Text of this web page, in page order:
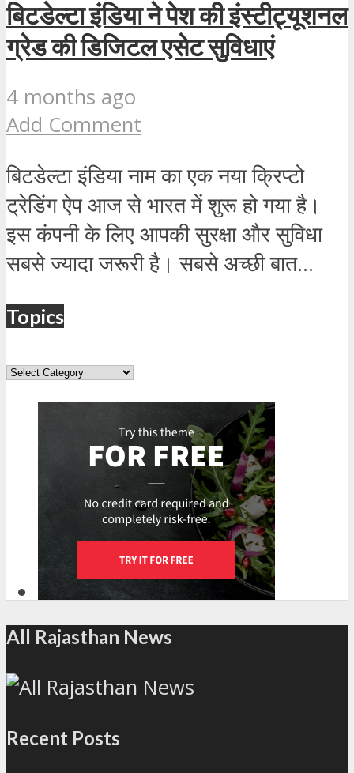
बिटडेल्टा इंडिया ने पेश की इंस्टीट्यूशनल
ग्रेड की डिजिटल एसेट सुविधाएं
4 months ago
Add Comment
बिटडेल्टा इंडिया नाम का एक नया क्रिप्टो
ट्रेडिंग ऐप आज से भारत में शुरू हो गया है।
इस कंपनी के लिए आपकी सुरक्षा और सुविधा
सबसे ज्यादा जरूरी है। सबसे अच्छी बात...
Topics
Topics
All Rajasthan News
Recent Posts